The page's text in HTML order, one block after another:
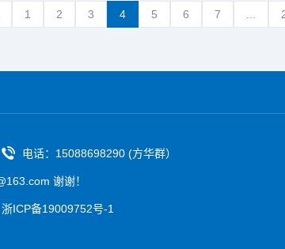
1 2 3 4 5 6 7
电话：15088698290 (方华群）
谢谢！
浙ICP备19009752号-1